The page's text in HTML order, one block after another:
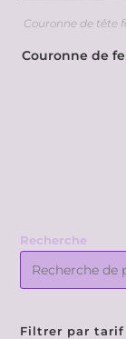
Couronne de tête
Couronne de
Recherche
Filtrer par tarif